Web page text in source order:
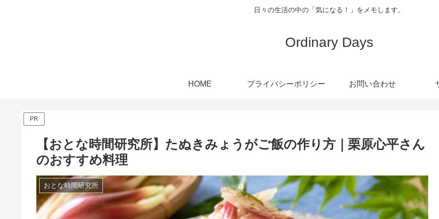
日々の生活の中の「気になる！」をメモします。
Ordinary Days
HOME プライバシーポリシー お問い合わせ
PR
【おとな時間研究所】たぬきみょうがご飯の作り方｜栗原心平さん
のおすすめ料理
おとな時間研究所